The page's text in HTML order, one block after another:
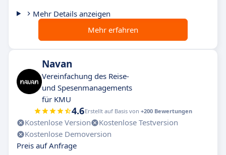
Mehr Details anzeigen
Mehr erfahren
Navan
Vereinfachung des Reise-
und Spesenmanagements
für KMU
4.6Erstellt auf Basis von +200 Bewertungen
Kostenlose Version
Kostenlose Testversion
Kostenlose Demoversion
Preis auf Anfrage